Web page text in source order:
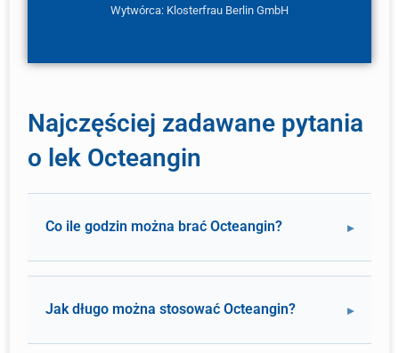
Wytwórca: Klosterfrau Berlin GmbH
Najczęściej zadawane pytania
o lek Octeangin
Co ile godzin można brać Octeangin?
Jak długo można stosować Octeangin?